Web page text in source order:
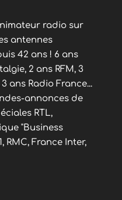
radio sur
antennes
42 ans ! 6 ans
2 ans RFM, 3
ans Radio France...
annonces de
RTL,
"Business
RMC, France Inter,